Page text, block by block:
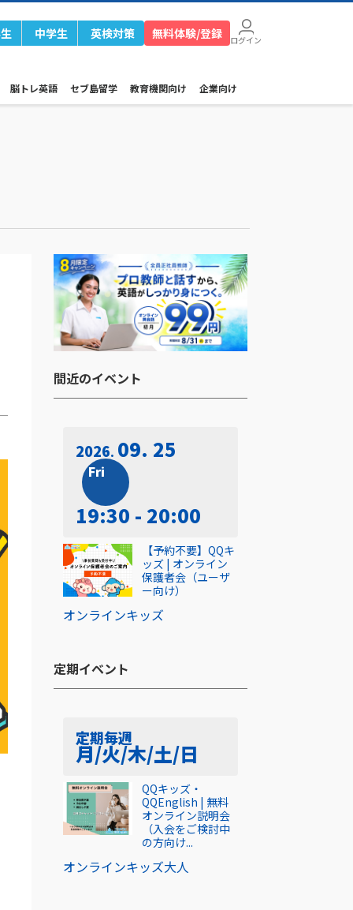
中学生 英検対策 無料体験/登録 ログイン
脳トレ英語 セブ島留学 教育機関向け 企業向け
間近のイベント​
2026 09. 25
Fri
19:30 - 20:00
オンラインキッズ
【予約不要】QQキ
ッズ | オンライン
保護者会（ユーザ
ー向け）
定期イベント​
定期毎週
月/火/木/土/日
オンラインキッズ大人
QQキッズ・
QQEnglish | 無料
オンライン説明会
（入会をご検討中
の方向け...